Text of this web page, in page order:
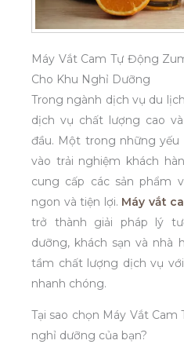
Máy Vắt Cam Tự Động
Cho Khu Nghỉ Dưỡng
Trong ngành dịch vụ du
dịch vụ chất lượng cao
đầu. Một trong những
vào trải nghiệm khách
cung cấp các sản phẩm
ngon và tiện lợi. Máy vắt
trở thành giải pháp lý
dưỡng, khách sạn và nhà
tầm chất lượng dịch vụ
nhanh chóng.
Tại sao chọn Máy Vắt
nghỉ dưỡng của bạn?